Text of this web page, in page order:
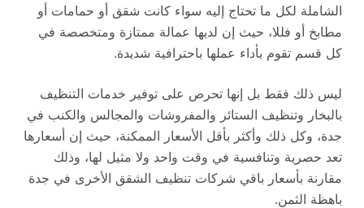
الشاملة لكل ما تحتاج إليه سواء كانت شقق أو حمامات أو
مطابخ أو فللا، حيث إن لديها عمالة ممتازة ومتخصصة في
كل قسم تقوم بأداء عملها باحترافية شديدة.
ليس ذلك فقط بل إنها تحرص على توفير خدمات التنظيف
بالبخار وتنظيف الستائر والمفروشات والمجالس والكنب في
جدة، وكل ذلك وأكثر بأقل الأسعار الممكنة، حيث إن أسعارها
تعد حصرية وتنافسية في وقت واحد ولا مثيل لها، وذلك
مقارنة بأسعار باقي شركات تنظيف الشقق الأخرى في جدة
باهظة الثمن.